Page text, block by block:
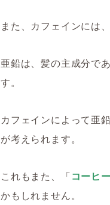
また、カフェインには、
亜鉛は、髪の主成分で
す。
カフェインによって亜
が考えられます。
これもまた、「コーヒ
かもしれません。